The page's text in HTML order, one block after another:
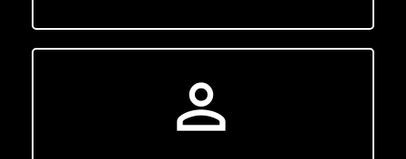
person_outline